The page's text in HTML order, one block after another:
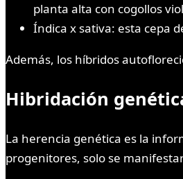
planta alta con cogollos
Índica x sativa: esta cepa
Además, los híbridos
Hibridación
La herencia genética es la
progenitores, solo se